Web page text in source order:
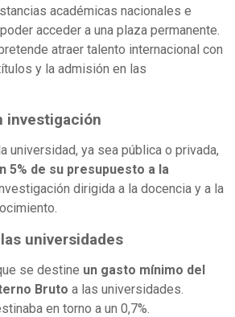
académicas nacionales e
acceder a una plaza permanente.
atraer talento internacional con
y la admisión en las
investigación
universidad, ya sea pública o privada,
5% de su presupuesto a la
dirigida a la docencia y a la
universidades
se destine un gasto mínimo del
Bruto a las universidades.
en torno a un 0,7%.